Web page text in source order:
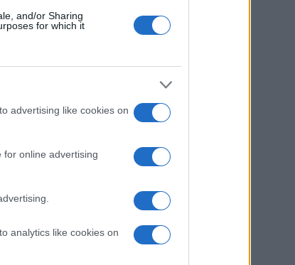
and/or Sharing
for which it
advertising like cookies on
for online advertising
analytics like cookies on